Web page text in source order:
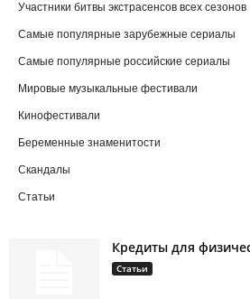
Участники битвы экстрасенсов всех сезонов
Самые популярные зарубежные сериалы
Самые популярные российские сериалы
Мировые музыкальные фестивали
Кинофестивали
Беременные знаменитости
Скандалы
Статьи
Кредиты для
Статьи